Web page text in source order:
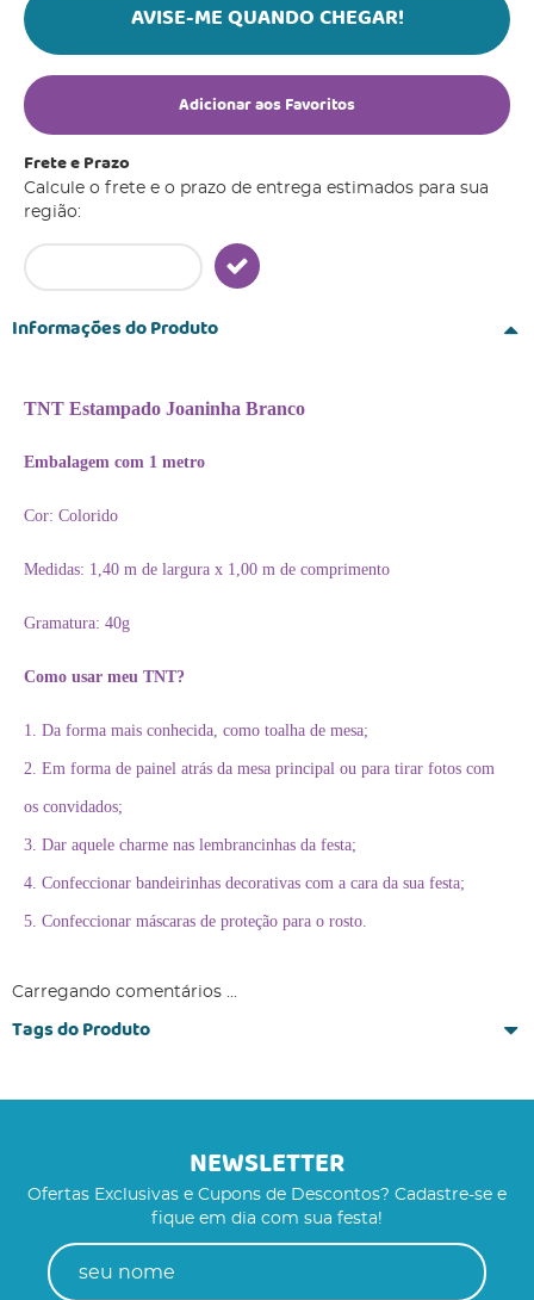
AVISE-ME QUANDO CHEGAR!
Adicionar aos Favoritos
Frete e Prazo
Calcule o frete e o prazo de entrega estimados para sua
região:
Informações do Produto
TNT Estampado Joaninha Branco
Embalagem com 1 metro
Cor: Colorido
Medidas: 1,40 m de largura x 1,00 m de comprimento
Gramatura: 40g
Como usar meu TNT?
1. Da forma mais conhecida, como toalha de mesa;
2. Em forma de painel atrás da mesa principal ou para tirar fotos com
os convidados;
3. Dar aquele charme nas lembrancinhas da festa;
4. Confeccionar bandeirinhas decorativas com a cara da sua festa;
5. Confeccionar máscaras de proteção para o rosto.
Carregando comentários ...
Tags do Produto
NEWSLETTER
Ofertas Exclusivas e Cupons de Descontos? Cadastre-se e
fique em dia com sua festa!